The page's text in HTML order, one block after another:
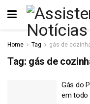
Home Tag gás de
Tag: gás de
Gás do
em todo